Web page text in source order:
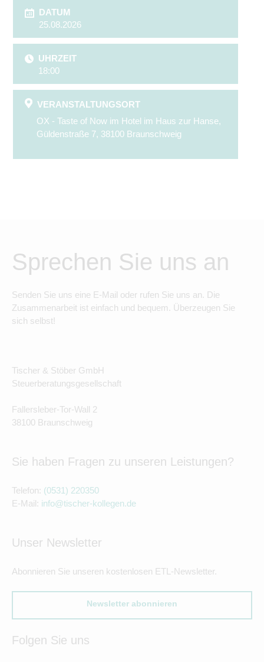
DATUM
25.08.2026
UHRZEIT
18:00
VERANSTALTUNGSORT
OX - Taste of Now im Hotel im Haus zur Hanse,
Güldenstraße 7, 38100 Braunschweig
Sprechen Sie uns an
Senden Sie uns eine E-Mail oder rufen Sie uns an. Die
Zusammenarbeit ist einfach und bequem. Überzeugen Sie
sich selbst!
Tischer & Stöber GmbH
Steuerberatungsgesellschaft
Fallersleber-Tor-Wall 2
38100 Braunschweig
Sie haben Fragen zu unseren Leistungen?
Telefon: (0531) 220350
E-Mail: info@tischer-kollegen.de
Unser Newsletter
Abonnieren Sie unseren kostenlosen ETL-Newsletter.
Newsletter abonnieren
Folgen Sie uns